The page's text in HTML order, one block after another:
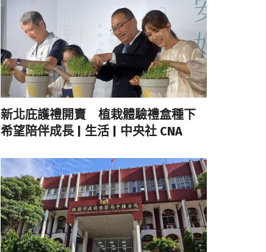
新北庇護禮開賣 植栽體驗禮盒種下
希望陪伴成長 | 生活 | 中央社 CNA